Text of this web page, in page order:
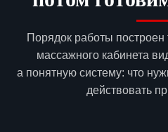
Порядок работы построен
массажного кабинета
а понятную систему: что
действовать